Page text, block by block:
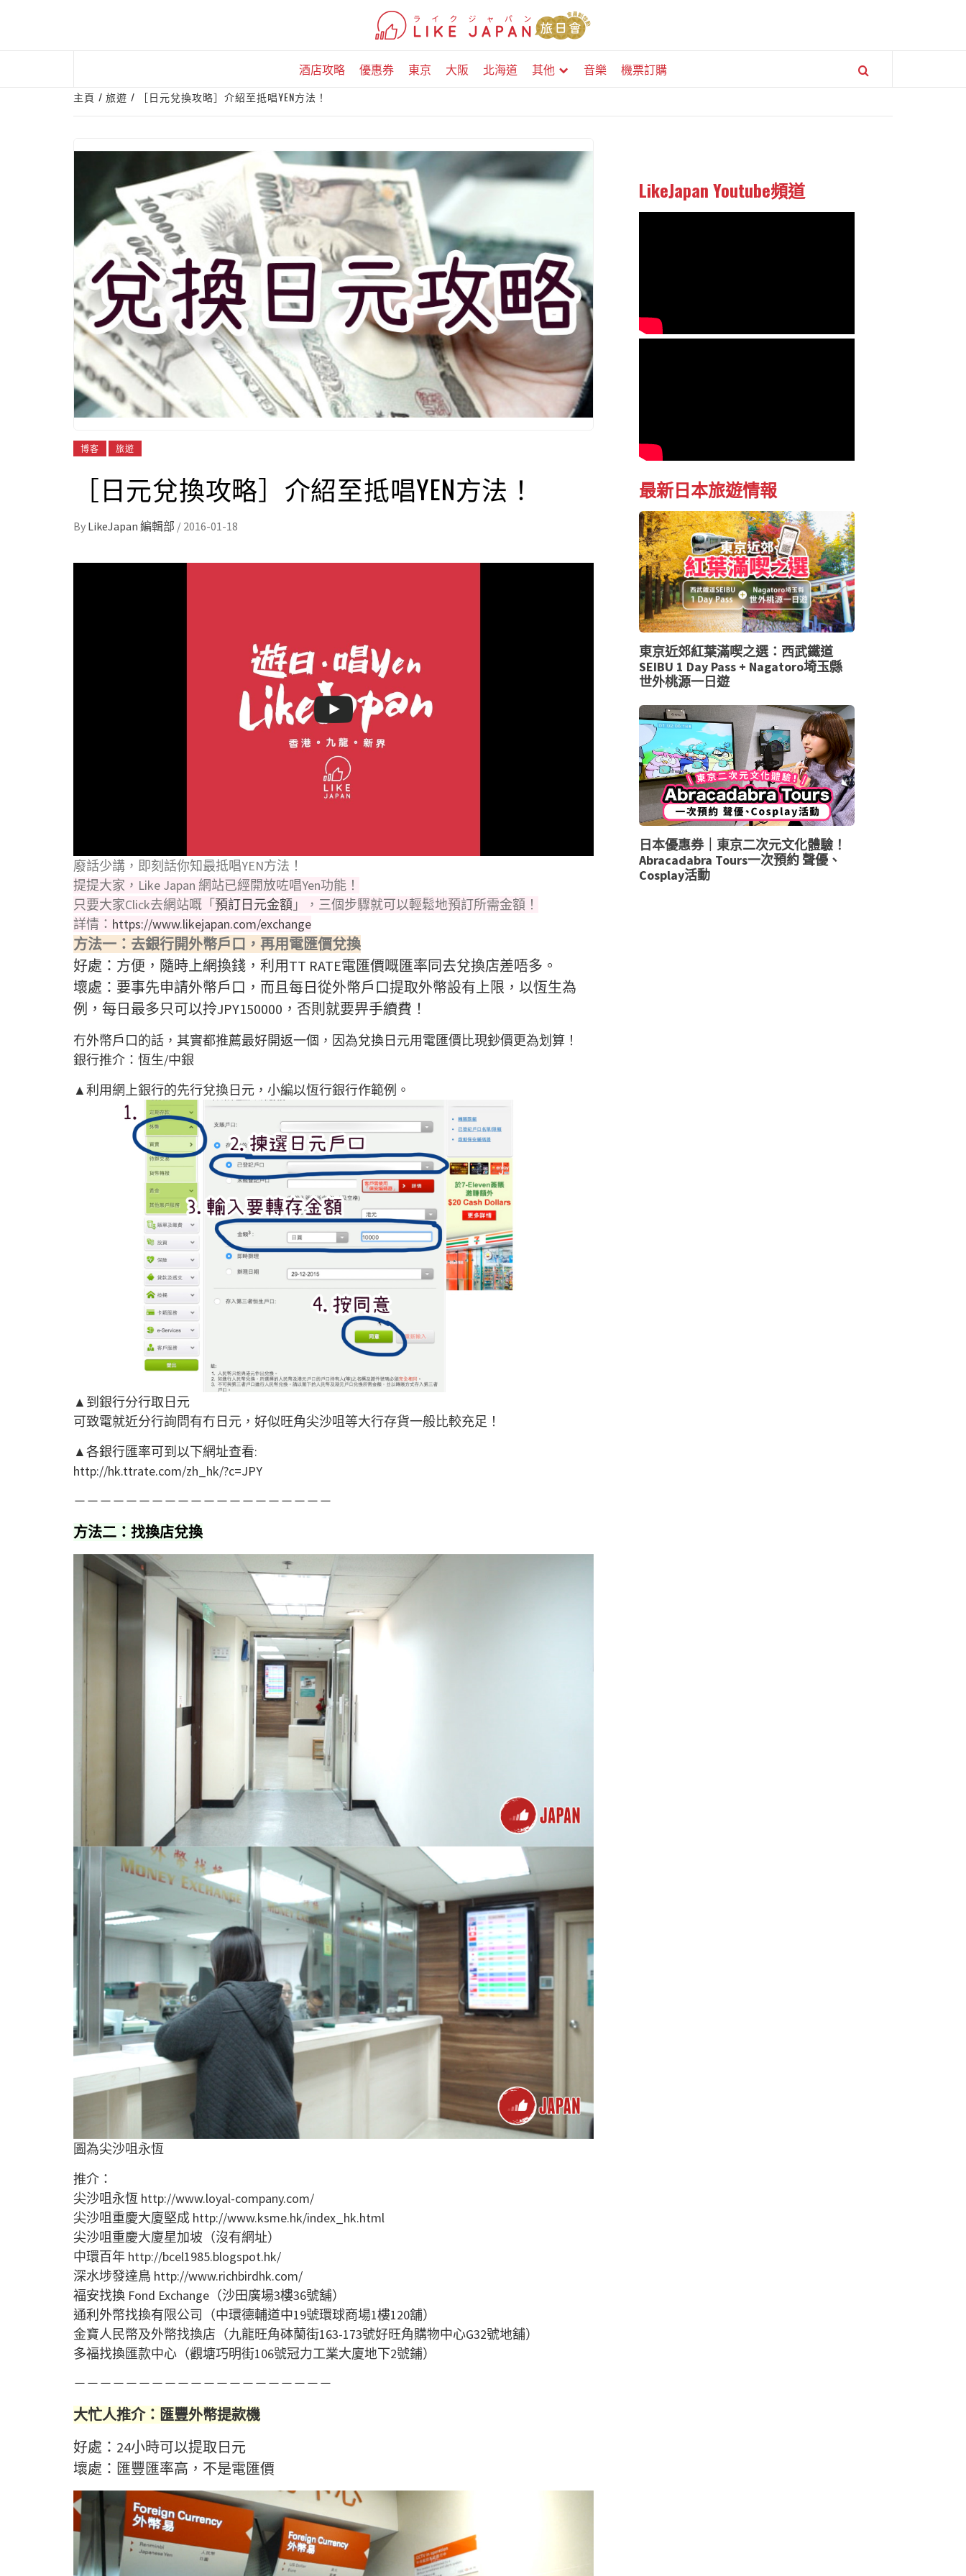
酒店攻略 優惠券 東京 大阪 北海道 其他 音樂 機票訂購
主頁 旅遊 ［日元兌換攻略］介紹至抵唱YEN方法！
博客 旅遊
［日元兌換攻略］介紹至抵唱YEN方法！
By LikeJapan 編輯部 / 2016-01-18
廢話少講，即刻話你知最抵唱YEN方法！
提提大家，Like Japan 網站已經開放咗唱Yen功能！
只要大家Click去網站嘅「預訂日元金額 」，三個步驟就可以輕鬆地預訂所需金額！
詳情： https://www.likejapan.com/exchange
方法一：去銀行開外幣戶口，再用電匯價兌換
好處：方便，隨時上網換錢，利用TT RATE電匯價嘅匯率同去兌換店差唔多。
壞處：要事先申請外幣戶口，而且每日從外幣戶口提取外幣設有上限，以恆生為
例，每日最多只可以拎JPY150000，否則就要畀手續費！
冇外幣戶口的話，其實都推薦最好開返一個，因為兌換日元用電匯價比現鈔價更為划算！
銀行推介：恆生/中銀
▲利用網上銀行的先行兌換日元，小編以恆行銀行作範例。
▲ 到銀行分行取日元
可致電就近分行詢問有冇日元，好似旺角尖沙咀等大行存貨一般比較充足！
▲各銀行匯率可到以下網址查看:
http://hk.ttrate.com/zh_hk/?c=JPY
－－－－－－－－－－－－－－－－－－－－
方法二：找換店兌換
圖為尖沙咀永恆
推介：
尖沙咀永恆 http://www.loyal-company.com/
尖沙咀重慶大廈堅成 http://www.ksme.hk/index_hk.html
尖沙咀重慶大廈星加坡（沒有網址）
中環百年 http://bcel1985.blogspot.hk/
深水埗發達鳥 http://www.richbirdhk.com/
福安找換 Fond Exchange（沙田廣場3樓36號舖）
通利外幣找換有限公司（中環德輔道中19號環球商場1樓120舖）
金寶人民幣及外幣找換店（九龍旺角砵蘭街163-173號好旺角購物中心G32號地舖）
多福找換匯款中心（觀塘巧明街106號冠力工業大廈地下2號鋪）
－－－－－－－－－－－－－－－－－－－－
大忙人推介：匯豐外幣提款機
好處：24小時可以提取日元
壞處：匯豐匯率高，不是電匯價
LikeJapan Youtube頻道
最新日本旅遊情報
東京近郊紅葉滿喫之選：西武鐵道
SEIBU 1 Day Pass + Nagatoro埼玉縣
世外桃源一日遊
日本優惠券｜東京二次元文化體驗！
Abracadabra Tours一次預約 聲優、
Cosplay活動